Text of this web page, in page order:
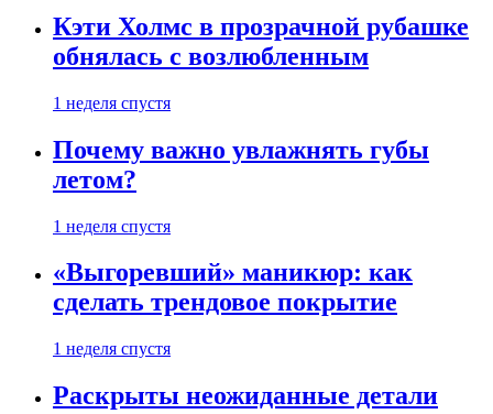
Кэти Холмс в прозрачной рубашке
обнялась с возлюбленным
1 неделя спустя
Почему важно увлажнять губы
летом?
1 неделя спустя
«Выгоревший» маникюр: как
сделать трендовое покрытие
1 неделя спустя
Раскрыты неожиданные детали